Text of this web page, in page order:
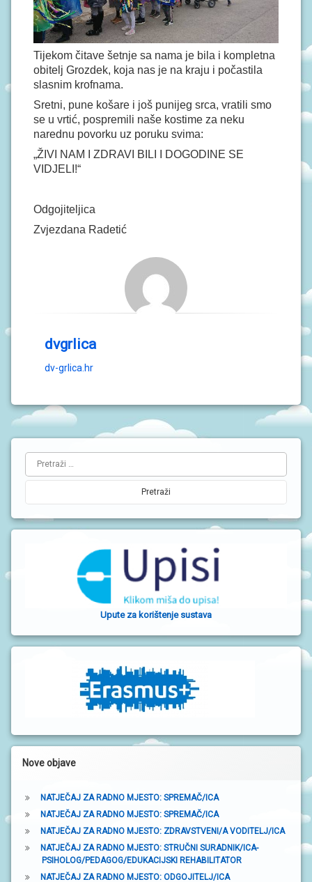
Tijekom čitave šetnje sa nama je bila i kompletna
obitelj Grozdek, koja nas je na kraju i počastila
slasnim krofnama.
Sretni, pune košare i još punijeg srca, vratili smo
se u vrtić, pospremili naše kostime za neku
narednu povorku uz poruku svima:
„ŽIVI NAM I ZDRAVI BILI I DOGODINE SE
VIDJELI!“
Odgojiteljica
Zvjezdana Radetić
dvgrlica
dv-grlica.hr
e
v
n
a
k
Pretraži:
Upute za korištenje sustava
Nove objave
NATJEČAJ ZA RADNO MJESTO: SPREMAČ/ICA
NATJEČAJ ZA RADNO MJESTO: SPREMAČ/ICA
NATJEČAJ ZA RADNO MJESTO: ZDRAVSTVENI/A VODITELJ/ICA
NATJEČAJ ZA RADNO MJESTO: STRUČNI SURADNIK/ICA-
PSIHOLOG/PEDAGOG/EDUKACIJSKI REHABILITATOR
NATJEČAJ ZA RADNO MJESTO: ODGOJITELJ/ICA